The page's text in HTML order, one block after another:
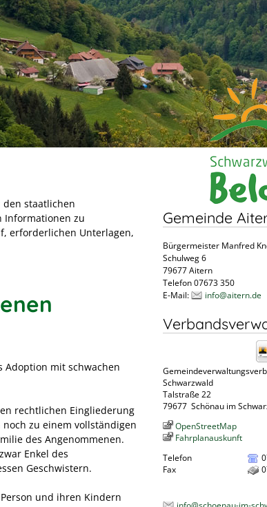
staatlichen
Informationen zu
erforderlichen Unterlagen,
Adoption mit schwachen
rechtlichen Eingliederung
zu einem vollständigen
des Angenommenen.
Enkel des
Geschwistern.
und ihren Kindern
Gemeinde
Bürgermeister Manfred
Schulweg 6
79677 Aitern
Telefon 07673 350
E-Mail:
info@aitern.de
Schwarzwald
Talstraße 22
79677 Schönau im
OpenStreetMap
Fahrplanauskunft
Telefon
Fax